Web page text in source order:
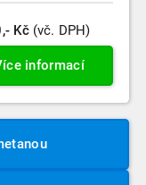
Kč (vč. DPH)
informací